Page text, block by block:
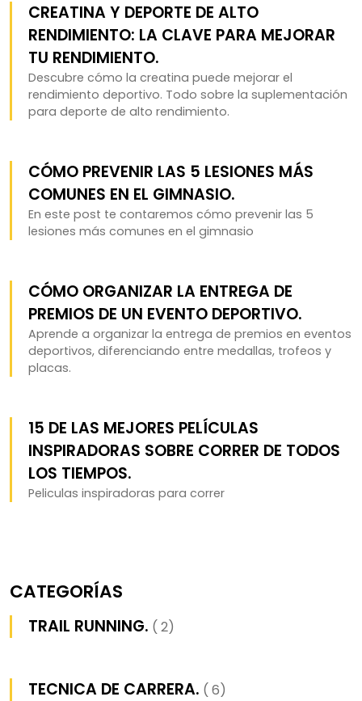
CREATINA Y DEPORTE DE ALTO
RENDIMIENTO: LA CLAVE PARA MEJORAR
TU RENDIMIENTO.
Descubre cómo la creatina puede mejorar el
rendimiento deportivo. Todo sobre la suplementación
para deporte de alto rendimiento.
CÓMO PREVENIR LAS 5 LESIONES MÁS
COMUNES EN EL GIMNASIO.
En este post te contaremos cómo prevenir las 5
lesiones más comunes en el gimnasio
CÓMO ORGANIZAR LA ENTREGA DE
PREMIOS DE UN EVENTO DEPORTIVO.
Aprende a organizar la entrega de premios en eventos
deportivos, diferenciando entre medallas, trofeos y
placas.
15 DE LAS MEJORES PELÍCULAS
INSPIRADORAS SOBRE CORRER DE TODOS
LOS TIEMPOS.
Peliculas inspiradoras para correr
CATEGORÍAS
TRAIL RUNNING. ( 2)
TECNICA DE CARRERA. ( 6)